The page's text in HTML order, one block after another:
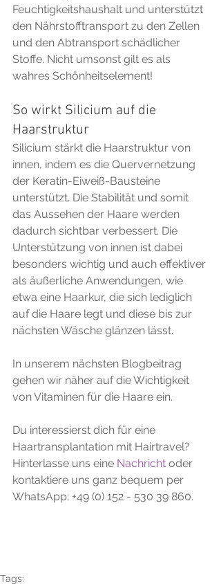
Feuchtigkeitshaushalt und unterstützt
den Nährstofftransport zu den Zellen
und den Abtransport schädlicher
Stoffe. Nicht umsonst gilt es als
wahres Schönheitselement!
So wirkt Silicium auf die
Haarstruktur
Silicium stärkt die Haarstruktur von
innen, indem es die Quervernetzung
der Keratin-Eiweiß-Bausteine
unterstützt. Die Stabilität und somit
das Aussehen der Haare werden
dadurch sichtbar verbessert. Die
Unterstützung von innen ist dabei
besonders wichtig und auch effektiver
als äußerliche Anwendungen, wie
etwa eine Haarkur, die sich lediglich
auf die Haare legt und diese bis zur
nächsten Wäsche glänzen lässt.
In unserem nächsten Blogbeitrag
gehen wir näher auf die Wichtigkeit
von Vitaminen für die Haare ein.
Du interessierst dich für eine
Haartransplantation mit Hairtravel?
Hinterlasse uns eine Nachricht oder
kontaktiere uns ganz bequem per
WhatsApp: +49 (0) 152 - 530 39 860.
Tags: